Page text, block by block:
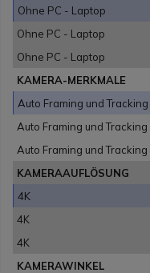
Ohne PC - Laptop
Ohne PC - Laptop
Ohne PC - Laptop
KAMERA-MERKMALE
Auto Framing und Tracking
Auto Framing und Tracking
Auto Framing und Tracking
KAMERAAUFLÖSUNG
4K
4K
4K
KAMERAWINKEL